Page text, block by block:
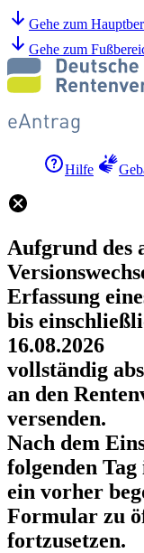
Gehe zum
Gehe zum
Hilfe
Aufgrund des
Erfassung
bis
16.08.2026
vollständig
an den
versenden.
Nach dem
folgenden
ein vorher
Formular zu
fortzusetzen.